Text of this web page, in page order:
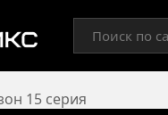
15 серия